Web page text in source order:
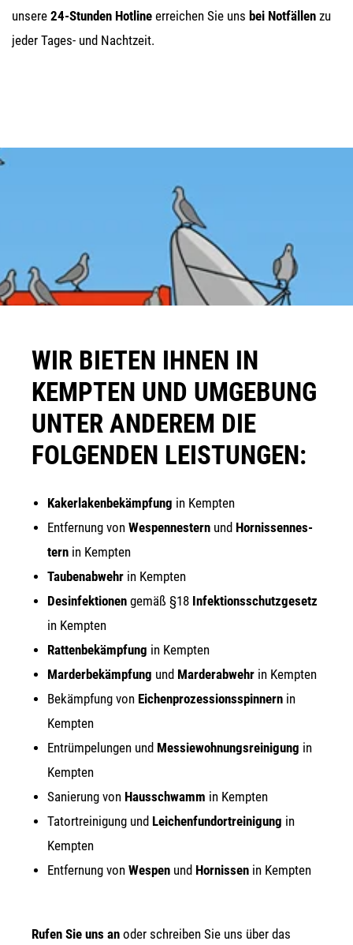
unse­re 24-Stun­den Hot­line errei­chen Sie uns bei Not­fäl­len zu
jeder Tages- und Nachtzeit.
WIR BIETEN IHNEN IN
KEMPTEN UND UMGEBUNG
UNTER ANDEREM DIE
FOLGENDEN LEISTUNGEN:
Kaker­la­ken­be­kämp­fung in Kempten
Ent­fer­nung von Wes­pen­nes­tern und Hor­nis­sen­nes­
tern in Kempten
Tau­ben­ab­wehr in Kempten
Des­in­fek­tio­nen gemäß §18 Infek­ti­ons­schutz­ge­setz
in Kempten
Rat­ten­be­kämp­fung in Kempten
Mar­der­be­kämp­fung und Mar­der­ab­wehr in Kempten
Bekämp­fung von Eichen­pro­zes­si­ons­spin­nern in
Kempten
Ent­rüm­pe­lun­gen und Mes­sie­woh­nungs­rei­ni­gung in
Kempten
Sanie­rung von Haus­schwamm in Kempten
Tat­ort­rei­ni­gung und Lei­chen­fund­ort­rei­ni­gung in
Kempten
Ent­fer­nung von Wes­pen und Hor­nis­sen in Kempten
Rufen Sie uns an oder schrei­ben Sie uns über das